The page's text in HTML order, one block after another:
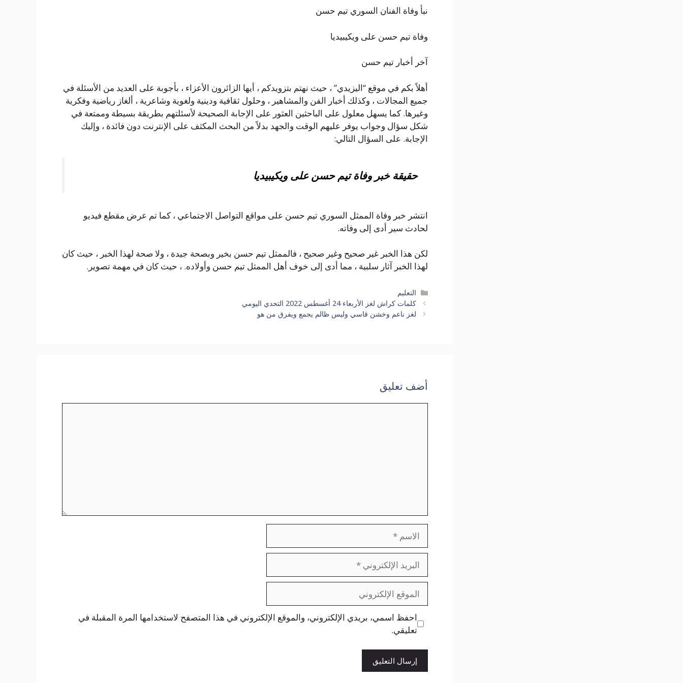
نبأ وفاة الفنان السوري تيم حسن
وفاة تيم حسن على ويكيبيديا
آخر أخبار تيم حسن
أهلاً بكم في موقع “اليزيدي” ، حيث نهتم بتزويدكم ، أيها الزائرون الأعزاء ، بأجوبة على العديد من الأسئلة في
جميع المجالات ، وكذلك أخبار الفن والمشاهير ، وحلول ثقافية ودينية ولغوية وشاعرية ، ألغاز رياضية وفكرية
وغيرها. كما يسهل معلول على الباحثين العثور على الإجابة الصحيحة لأسئلتهم بطريقة بسيطة وممتعة في
شكل سؤال وجواب يوفر عليهم الوقت والجهد بدلاً من البحث المكثف على الإنترنت دون فائدة ، وإليك
الإجابة. على السؤال التالي:
حقيقة خبر وفاة تيم حسن على ويكيبيديا
انتشر خبر وفاة الممثل السوري تيم حسن على مواقع التواصل الاجتماعي ، كما تم عرض مقطع فيديو
لحادث سير أدى إلى وفاته.
لكن هذا الخبر غير صحيح وغير صحيح ، فالممثل تيم حسن بخير وبصحة جيدة ، ولا صحة لهذا الخبر ، حيث كان
لهذا الخبر آثار سلبية ، مما أدى إلى خوف أهل الممثل تيم حسن وأولاده. ، حيث كان في مهمة تصوير.
التصنيفات
التعليم
كلمات كراش لغز الأربعاء 24 أغسطس 2022 التحدي اليومي
لغز ناعم وخشن قاسي وليس ظالم يجمع ويفرق من هو
أضف تعليق
الاسم
البريد
الإلكتروني
الموقع
الإلكتروني
احفظ اسمي، بريدي الإلكتروني، والموقع الإلكتروني في هذا المتصفح لاستخدامها المرة المقبلة في
تعليقي.